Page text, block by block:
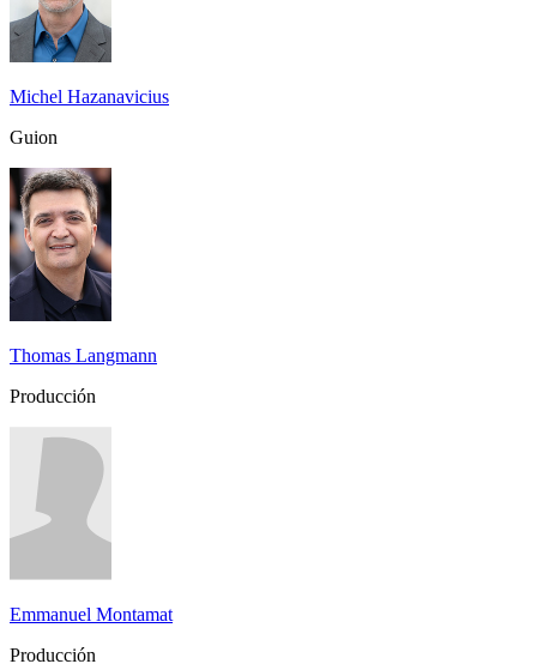
Michel Hazanavicius
Guion
Thomas Langmann
Producción
Emmanuel Montamat
Producción